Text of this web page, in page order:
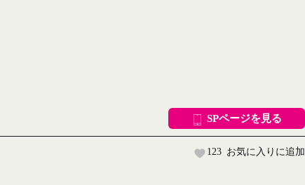
SPページを見る
123 お気に入りに追加